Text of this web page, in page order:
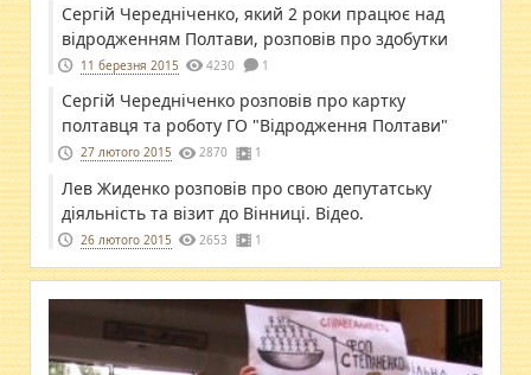
Сергій Чередніченко, який 2 роки працює над
відродженням Полтави, розповів про здобутки
11 березня 2015 4230 1
Сергій Чередніченко розповів про картку
полтавця та роботу ГО "Відродження Полтави"
27 лютого 2015 2870 1
Лев Жиденко розповів про свою депутатську
діяльність та візит до Вінниці. Відео.
26 лютого 2015 2653 1